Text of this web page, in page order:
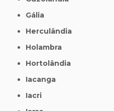
Gália
Herculândia
Holambra
Hortolândia
Iacanga
Iacri